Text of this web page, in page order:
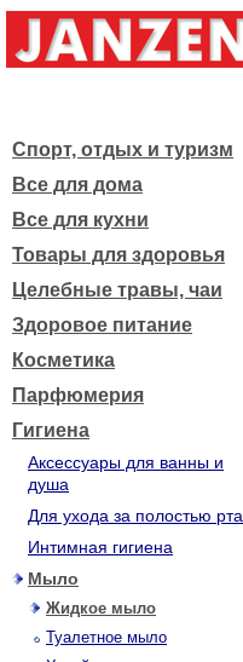
Спорт, отдых и туризм
Все для дома
Все для кухни
Товары для здоровья
Целебные травы, чаи
Здоровое питание
Косметика
Парфюмерия
Гигиена
Аксессуары для ванны и
душа
Для ухода за полостью рта
Интимная гигиена
Мыло
Жидкое мыло
Туалетное мыло